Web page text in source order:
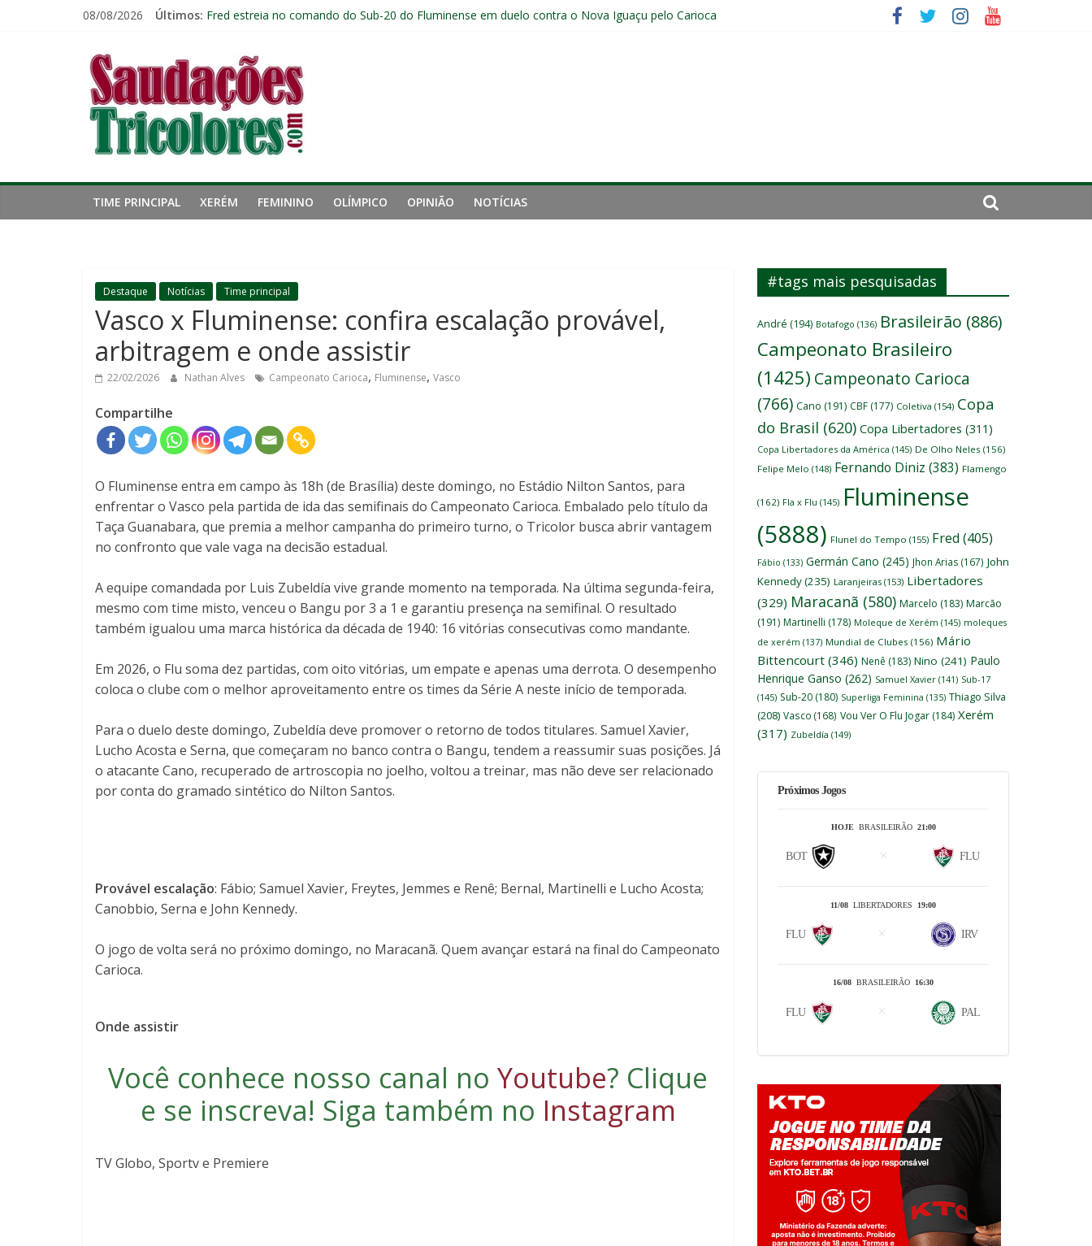
08/08/2026 Últimos: Fred estreia no comando do Sub-20 do Fluminense em duelo contra o Nova Iguaçu pelo Carioca
Botafogo x Fluminense: escalação provável, arbitragem e onde assistir
Retrospecto não ajuda: Fluminense tem aproveitamento inferior a 42% contra o Botafogo como visitante
Saudações
Tricolores
TIME PRINCIPAL XERÉM FEMININO OLÍMPICO OPINIÃO NOTÍCIAS
Destaque Notícias Time principal
Vasco x Fluminense: confira escalação provável,
arbitragem e onde assistir
22/02/2026 Nathan Alves Campeonato Carioca, Fluminense, Vasco
Compartilhe
O Fluminense entra em campo às 18h (de Brasília) deste domingo, no Estádio Nilton Santos, para
enfrentar o Vasco pela partida de ida das semifinais do Campeonato Carioca. Embalado pelo título da
Taça Guanabara, que premia a melhor campanha do primeiro turno, o Tricolor busca abrir vantagem
no confronto que vale vaga na decisão estadual.
A equipe comandada por Luis Zubeldía vive grande momento na temporada. Na última segunda-feira,
mesmo com time misto, venceu o Bangu por 3 a 1 e garantiu presença na semifinal. O resultado
também igualou uma marca histórica da década de 1940: 16 vitórias consecutivas como mandante.
Em 2026, o Flu soma dez partidas, com oito vitórias, um empate e apenas uma derrota. O desempenho
coloca o clube com o melhor aproveitamento entre os times da Série A neste início de temporada.
Para o duelo deste domingo, Zubeldía deve promover o retorno de todos titulares. Samuel Xavier,
Lucho Acosta e Serna, que começaram no banco contra o Bangu, tendem a reassumir suas posições. Já
o atacante Cano, recuperado de artroscopia no joelho, voltou a treinar, mas não deve ser relacionado
por conta do gramado sintético do Nilton Santos.
Provável escalação: Fábio; Samuel Xavier, Freytes, Jemmes e Renê; Bernal, Martinelli e Lucho Acosta;
Canobbio, Serna e John Kennedy.
O jogo de volta será no próximo domingo, no Maracanã. Quem avançar estará na final do Campeonato
Carioca.
Onde assistir
Você conhece nosso canal no Youtube? Clique
e se inscreva! Siga também no Instagram
TV Globo, Sportv e Premiere
#tags mais pesquisadas
André (194) Botafogo (136) Brasileirão (886)
Campeonato Brasileiro
(1425) Campeonato Carioca
(766) Cano (191) CBF (177) Coletiva (154) Copa
do Brasil (620) Copa Libertadores (311)
Copa Libertadores da América (145) De Olho Neles (156)
Felipe Melo (148) Fernando Diniz (383) Flamengo
(162) Fla x Flu (145) Fluminense
(5888) Flunel do Tempo (155) Fred (405)
Fábio (133) Germán Cano (245) Jhon Arias (167) John
Kennedy(235) Laranjeiras (153) Libertadores
(329) Maracanã (580) Marcelo (183) Marcão
(191) Martinelli (178) Moleque de Xerém (145) moleques
de xerém (137) Mundial de Clubes (156) Mário
Bittencourt (346) Nenê (183) Nino (241) Paulo
Henrique Ganso (262) Samuel Xavier (141) Sub-17
(145) Sub-20 (180) Superliga Feminina (135) Thiago Silva
(208) Vasco (168) Vou Ver O Flu Jogar (184) Xerém
(317) Zubeldía (149)
Próximos Jogos
HOJE BRASILEIRÃO 21:00
BOT FLU
11/08 LIBERTADORES 19:00
FLU IRV
16/08 BRASILEIRÃO 16:30
FLU PAL